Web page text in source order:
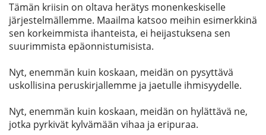
Tämän kriisin on oltava herätys monenkeskiselle
järjestelmällemme. Maailma katsoo meihin esimerkkinä
sen korkeimmista ihanteista, ei heijastuksena sen
suurimmista epäonnistumisista.
Nyt, enemmän kuin koskaan, meidän on pysyttävä
uskollisina peruskirjallemme ja jaetulle ihmisyydelle.
Nyt, enemmän kuin koskaan, meidän on hylättävä ne,
jotka pyrkivät kylvämään vihaa ja eripuraa.